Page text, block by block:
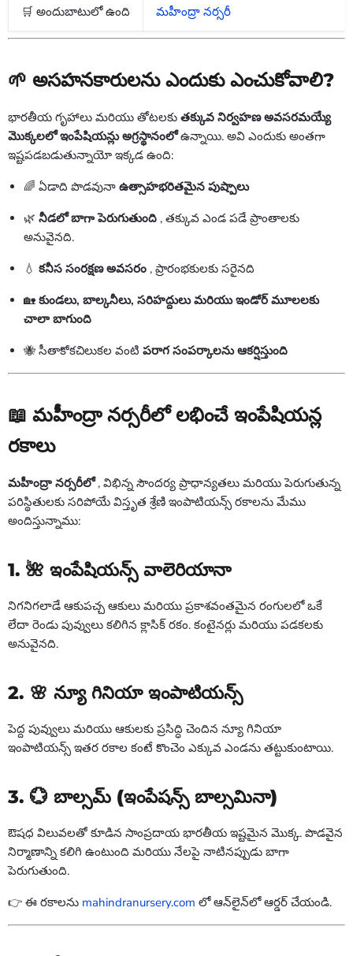
🛒 అందుబాటులో ఉంది మహీంద్రా నర్సరీ
🌱 అసహనకారులను ఎందుకు ఎంచుకోవాలి?
భారతీయ గృహాలు మరియు తోటలకు తక్కువ నిర్వహణ అవసరమయ్యే
మొక్కలలో ఇంపేషియన్లు అగ్రస్థానంలోఉన్నాయి. అవి ఎందుకు అంతగా
ఇష్టపడబడుతున్నాయో ఇక్కడ ఉంది:
🌈 ఏడాది పొడవునా ఉత్సాహభరితమైన పుష్పాలు
🌿 నీడలో బాగా పెరుగుతుంది , తక్కువ ఎండ పడే ప్రాంతాలకు
అనువైనది.
💧 కనీస సంరక్షణ అవసరం , ప్రారంభకులకు సరైనది
🏡 కుండలు, బాల్కనీలు, సరిహద్దులు మరియు ఇండోర్ మూలలకు
చాలా బాగుంది
🐝 సీతాకోకచిలుకల వంటి పరాగ సంపర్కాలను ఆకర్షిస్తుంది
📖 మహీంద్రా నర్సరీలో లభించే ఇంపేషియన్ల
రకాలు
మహీంద్రా నర్సరీలో, విభిన్న సౌందర్య ప్రాధాన్యతలు మరియు పెరుగుతున్న
పరిస్థితులకు సరిపోయే విస్తృత శ్రేణి ఇంపాటియన్స్ రకాలను మేము
అందిస్తున్నాము:
1. 🌺 ఇంపేషియన్స్ వాలెరియానా
నిగనిగలాడే ఆకుపచ్చ ఆకులు మరియు ప్రకాశవంతమైన రంగులలో ఒకే
లేదా రెండు పువ్వులు కలిగిన క్లాసిక్ రకం. కంటైనర్లు మరియు పడకలకు
అనువైనది.
2. 🌸 న్యూ గినియా ఇంపాటియన్స్
పెద్ద పువ్వులు మరియు ఆకులకు ప్రసిద్ధి చెందిన న్యూ గినియా
ఇంపాటియన్స్ ఇతర రకాల కంటే కొంచెం ఎక్కువ ఎండను తట్టుకుంటాయి.
3. 💮 బాల్సమ్ (ఇంపేషన్స్ బాల్సమినా)
ఔషధ విలువలతో కూడిన సాంప్రదాయ భారతీయ ఇష్టమైన మొక్క. పొడవైన
నిర్మాణాన్ని కలిగి ఉంటుంది మరియు నేలపై నాటినప్పుడు బాగా
పెరుగుతుంది.
👉 ఈ రకాలను mahindranursery.com లో ఆన్‌లైన్‌లో ఆర్డర్ చేయండి.